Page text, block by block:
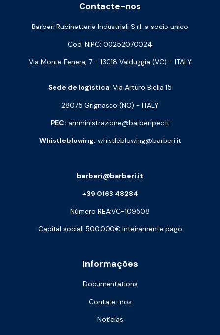
Contacte-nos
Barberi Rubinetterie Industriali S.r.l. a socio unico
Cod. NIPC: 00252070024
Via Monte Fenera, 7 - 13018 Valduggia (VC) - ITALY
Sede de logística: Via Arturo Biella 15
28075 Grignasco (NO) - ITALY
PEC: amministrazione@barberipec.it
Whistleblowing: whistleblowing@barberi.it
Informações
Documentations
Contate-nos
Notícias
barberi@barberi.it
+39 0163 48284
Número REA:VC-109508
Capital social: 500.000€ inteiramente pago